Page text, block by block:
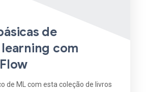
de
com
de ML com esta coleção de livros